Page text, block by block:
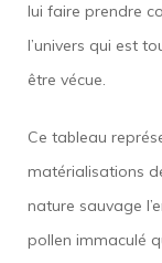
lui faire prendre
l’univers qui est
être vécue.
Ce tableau
matérialisations
nature sauvage
pollen immaculé